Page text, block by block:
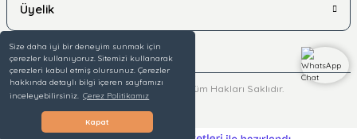
Size daha iyi bir deneyim sunmak için
çerezler kullanıyoruz. Sitemizi kullanarak
çerezleri kabul etmiş olursunuz. Çerezler
hakkında detaylı bilgi içeren sayfamızı
inceleyebilirsiniz. Çerez Politikamız
Kapat
Üyelik
© 2025 hipasshop.com - Tüm Hakları Saklıdır.